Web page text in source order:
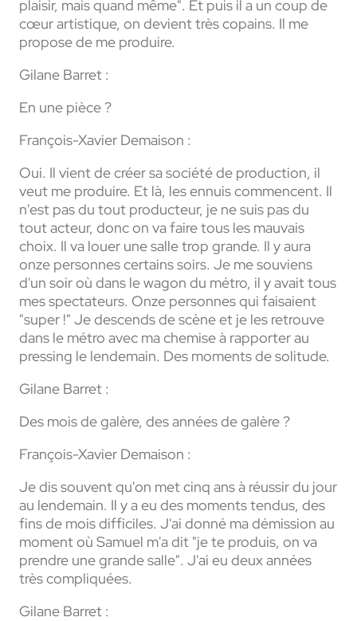
plaisir, mais quand même". Et puis il a un coup de
cœur artistique, on devient très copains. Il me
propose de me produire.
Gilane Barret :
En une pièce ?
François-Xavier Demaison :
Oui. Il vient de créer sa société de production, il
veut me produire. Et là, les ennuis commencent. Il
n'est pas du tout producteur, je ne suis pas du
tout acteur, donc on va faire tous les mauvais
choix. Il va louer une salle trop grande. Il y aura
onze personnes certains soirs. Je me souviens
d'un soir où dans le wagon du métro, il y avait tous
mes spectateurs. Onze personnes qui faisaient
"super !" Je descends de scène et je les retrouve
dans le métro avec ma chemise à rapporter au
pressing le lendemain. Des moments de solitude.
Gilane Barret :
Des mois de galère, des années de galère ?
François-Xavier Demaison :
Je dis souvent qu'on met cinq ans à réussir du jour
au lendemain. Il y a eu des moments tendus, des
fins de mois difficiles. J'ai donné ma démission au
moment où Samuel m'a dit "je te produis, on va
prendre une grande salle". J'ai eu deux années
très compliquées.
Gilane Barret :